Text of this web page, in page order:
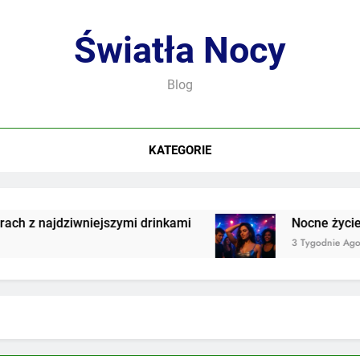
Światła Nocy
Blog
KATEGORIE
najdziwniejszymi drinkami Nocne życie we
3 Tygodnie Ago